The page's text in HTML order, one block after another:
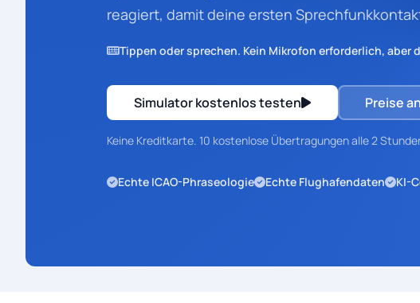
reagiert, damit deine ersten
Tippen oder sprechen. Kein Mikrofon erforderlich, aber
Simulator kostenlos testen Preise
Keine Kreditkarte. 10 kostenlose Übertragungen alle 2
Echte ICAO-Phraseologie Echte Flughafendaten KI-